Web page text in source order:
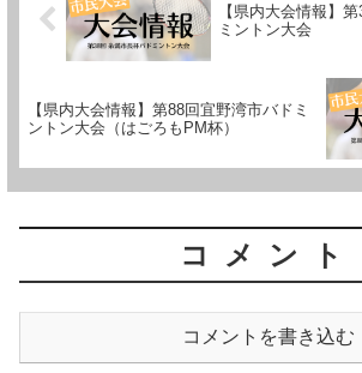
【県内大会情報】
ミントン大会
【県内大会情報】第88回宜野湾市バドミ
ントン大会（はごろもPM杯）
コメント
コメントを書き込む